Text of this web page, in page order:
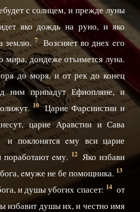
с солнцем, и прежде луны
яко дождь на руно, и яко
землю. 7 Возсияет во днех eго
мира, дондеже отъимется луна.
до моря, и от рек до конец
ним припадут Ефиопляне, и
10 Царие Фарсиистии и
царие Аравстии и Сава
и поклонятся eму вси царие
поработают eму. 12 Яко избави
eмуже не бе помощника. 13
и душы убогих спасет: 14 от
избавит душы их, и честно имя